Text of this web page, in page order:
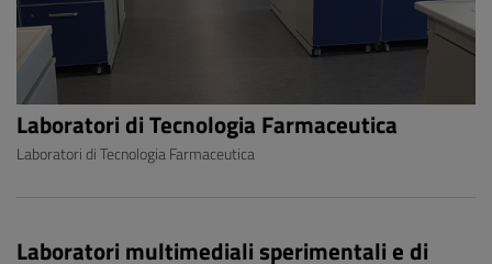
Laboratori di Tecnologia Farmaceutica
Laboratori di Tecnologia Farmaceutica
Laboratori multimediali sperimentali e di